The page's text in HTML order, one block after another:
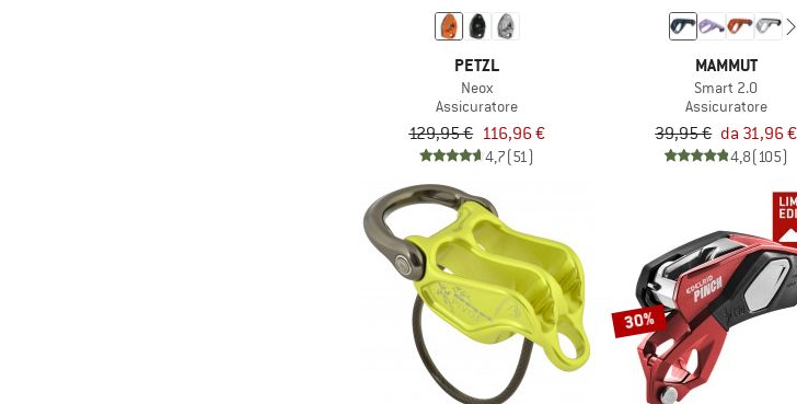
PETZL
Neox
Assicuratore
129,95 € 116,96 €
4,7(51)
MAMMUT
Smart 2.0
Assicuratore
39,95 € da 31,96 €
4,8(105)
30%